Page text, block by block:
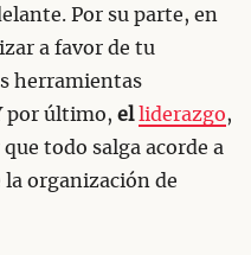
Por su parte, en
a favor de tu
herramientas
por último, el liderazgo,
todo salga acorde a
la organización de